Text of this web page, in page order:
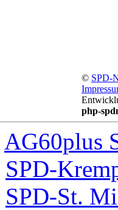
© SPD-
php-
AG60plus
SPD-
SPD-St.